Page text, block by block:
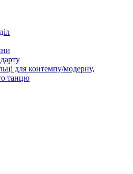
для контемпу/модерну,
танцю